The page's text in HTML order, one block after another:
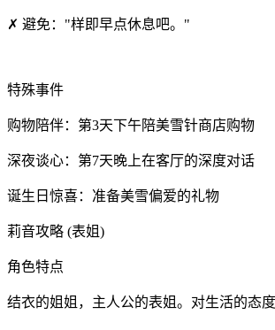
✗ 避免："样即早点休息吧。"
特殊事件
购物陪伴：第3天下午陪美雪针商店购物
深夜谈心：第7天晚上在客厅的深度对话
诞生日惊喜：准备美雪偏爱的礼物
莉音攻略 (表姐)
角色特点
结衣的姐姐，主人公的表姐。对生活的态